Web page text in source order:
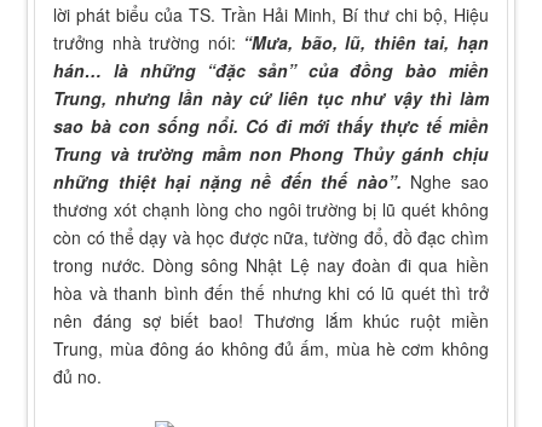
lời phát biểu của TS. Trần Hải Minh, Bí thư chi bộ, Hiệu
trưởng nhà trường nói: “Mưa, bão, lũ, thiên tai, hạn
hán… là những “đặc sản” của đồng bào miền
Trung, nhưng lần này cứ liên tục như vậy thì làm
sao bà con sống nổi. Có đi mới thấy thực tế miền
Trung và trường mầm non Phong Thủy gánh chịu
những thiệt hại nặng nề đến thế nào”. Nghe sao
thương xót chạnh lòng cho ngôi trường bị lũ quét không
còn có thể dạy và học được nữa, tường đổ, đồ đạc chìm
trong nước. Dòng sông Nhật Lệ nay đoàn đi qua hiền
hòa và thanh bình đến thế nhưng khi có lũ quét thì trở
nên đáng sợ biết bao! Thương lắm khúc ruột miền
Trung, mùa đông áo không đủ ấm, mùa hè cơm không
đủ no.